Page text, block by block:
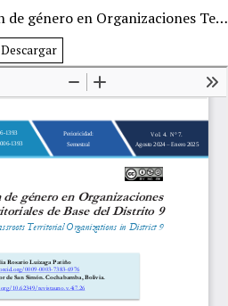
Participación de género en Organizaciones Territoriales de Base del Distrito 9
Descargar